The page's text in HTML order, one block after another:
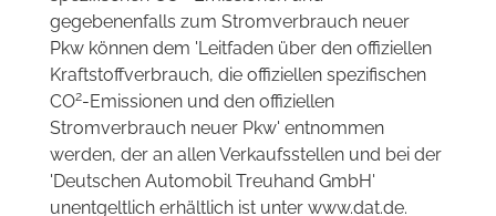
gegebenenfalls zum Stromverbrauch neuer
Pkw können dem 'Leitfaden über den offiziellen
Kraftstoffverbrauch, die offiziellen spezifischen
CO2-Emissionen und den offiziellen
Stromverbrauch neuer Pkw' entnommen
werden, der an allen Verkaufsstellen und bei der
'Deutschen Automobil Treuhand GmbH'
unentgeltlich erhältlich ist unter www.dat.de.